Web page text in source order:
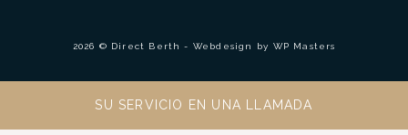
2026 © Direct Berth - Webdesign by WP Masters
SU SERVICIO EN UNA LLAMADA